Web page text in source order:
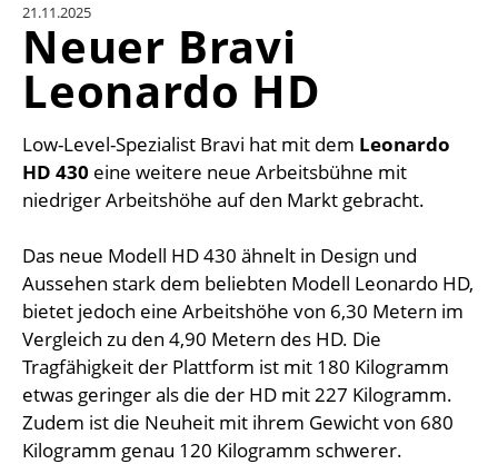
EINHEITENKONVERTER
KONTAKT
21.11.2025
Neuer Bravi
Leonardo HD
Low-Level-Spezialist Bravi hat mit dem Leonardo
HD 430 eine weitere neue Arbeitsbühne mit
niedriger Arbeitshöhe auf den Markt gebracht.
Das neue Modell HD 430 ähnelt in Design und
Aussehen stark dem beliebten Modell Leonardo HD,
bietet jedoch eine Arbeitshöhe von 6,30 Metern im
Vergleich zu den 4,90 Metern des HD. Die
Tragfähigkeit der Plattform ist mit 180 Kilogramm
etwas geringer als die der HD mit 227 Kilogramm.
Zudem ist die Neuheit mit ihrem Gewicht von 680
Kilogramm genau 120 Kilogramm schwerer.